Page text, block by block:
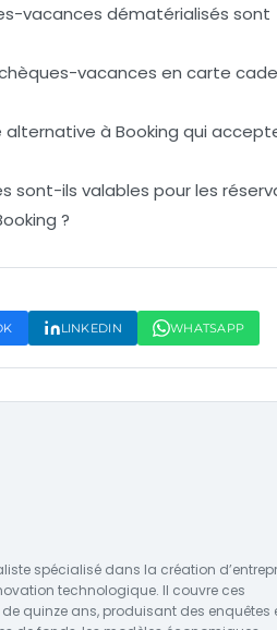
vacances dématérialisés sont
vacances en carte
alternative à Booking qui
sont-ils valables pour les
?
LINKEDIN WHATSAPP
spécialisé dans la création
technologique. Il couvre ces
quinze ans, produisant des enquêtes